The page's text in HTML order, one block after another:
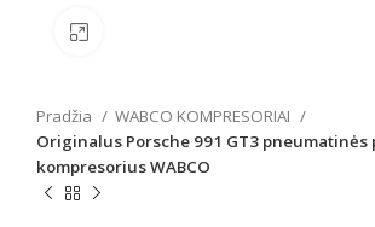
Pradžia
WABCO KOMPRESORIAI
Originalus Porsche 991 GT3 pneumatinės
kompresorius WABCO